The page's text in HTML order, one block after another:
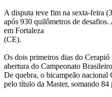
A disputa teve fim na sexta-feira
após 930 quilômetros de
em Fortaleza
(CE).
Os dois primeiros dias do
abertura do Campeonato
De quebra, o bicampeão nacional
pelo título da Master, somando 84